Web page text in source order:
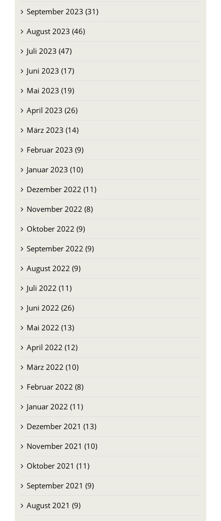
September 2023 (31)
August 2023 (46)
Juli 2023 (47)
Juni 2023 (17)
Mai 2023 (19)
April 2023 (26)
März 2023 (14)
Februar 2023 (9)
Januar 2023 (10)
Dezember 2022 (11)
November 2022 (8)
Oktober 2022 (9)
September 2022 (9)
August 2022 (9)
Juli 2022 (11)
Juni 2022 (26)
Mai 2022 (13)
April 2022 (12)
März 2022 (10)
Februar 2022 (8)
Januar 2022 (11)
Dezember 2021 (13)
November 2021 (10)
Oktober 2021 (11)
September 2021 (9)
August 2021 (9)